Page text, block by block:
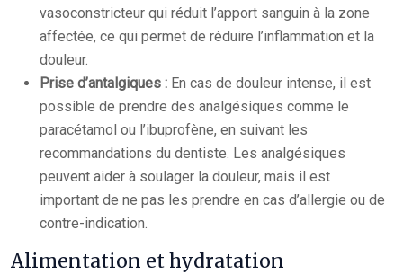
vasoconstricteur qui réduit l’apport sanguin à la zone
affectée, ce qui permet de réduire l’inflammation et la
douleur.
Prise d’antalgiques : En cas de douleur intense, il est
possible de prendre des analgésiques comme le
paracétamol ou l’ibuprofène, en suivant les
recommandations du dentiste. Les analgésiques
peuvent aider à soulager la douleur, mais il est
important de ne pas les prendre en cas d’allergie ou de
contre-indication.
Alimentation et hydratation